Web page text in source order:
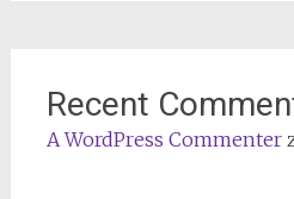
Recent
A WordPress Commenter